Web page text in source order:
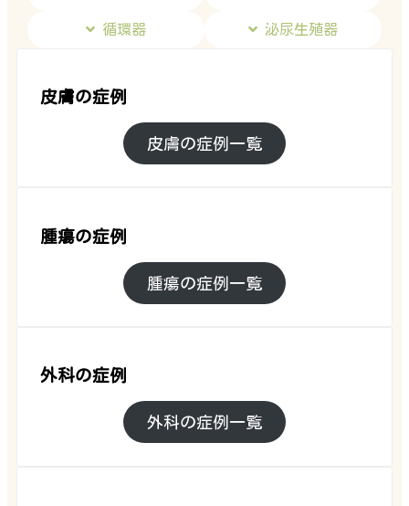
循環器 泌尿生殖器
皮膚の症例
皮膚の症例一覧
腫瘍の症例
腫瘍の症例一覧
外科の症例
外科の症例一覧